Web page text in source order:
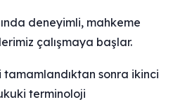
deneyimli, mahkeme
çalışmaya başlar.
sonra ikinci
terminoloji